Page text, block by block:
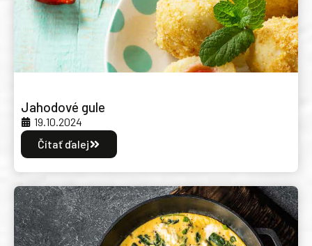
Jahodové gule
19.10.2024
Čítať ďalej